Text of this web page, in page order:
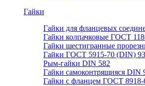
Гайки
Гайки для фланцевых
Гайки колпачковые ГОСТ
Гайки шестигранные
Гайки ГОСТ 5915-70 (DIN)
Рым-гайки DIN 582
Гайки самоконтрящияся DIN
Гайки с фланцем ГОСТ